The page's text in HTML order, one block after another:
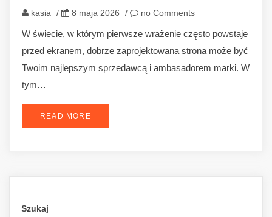
kasia / 8 maja 2026 / no Comments
W świecie, w którym pierwsze wrażenie często powstaje
przed ekranem, dobrze zaprojektowana strona może być
Twoim najlepszym sprzedawcą i ambasadorem marki. W
tym…
READ MORE
Szukaj